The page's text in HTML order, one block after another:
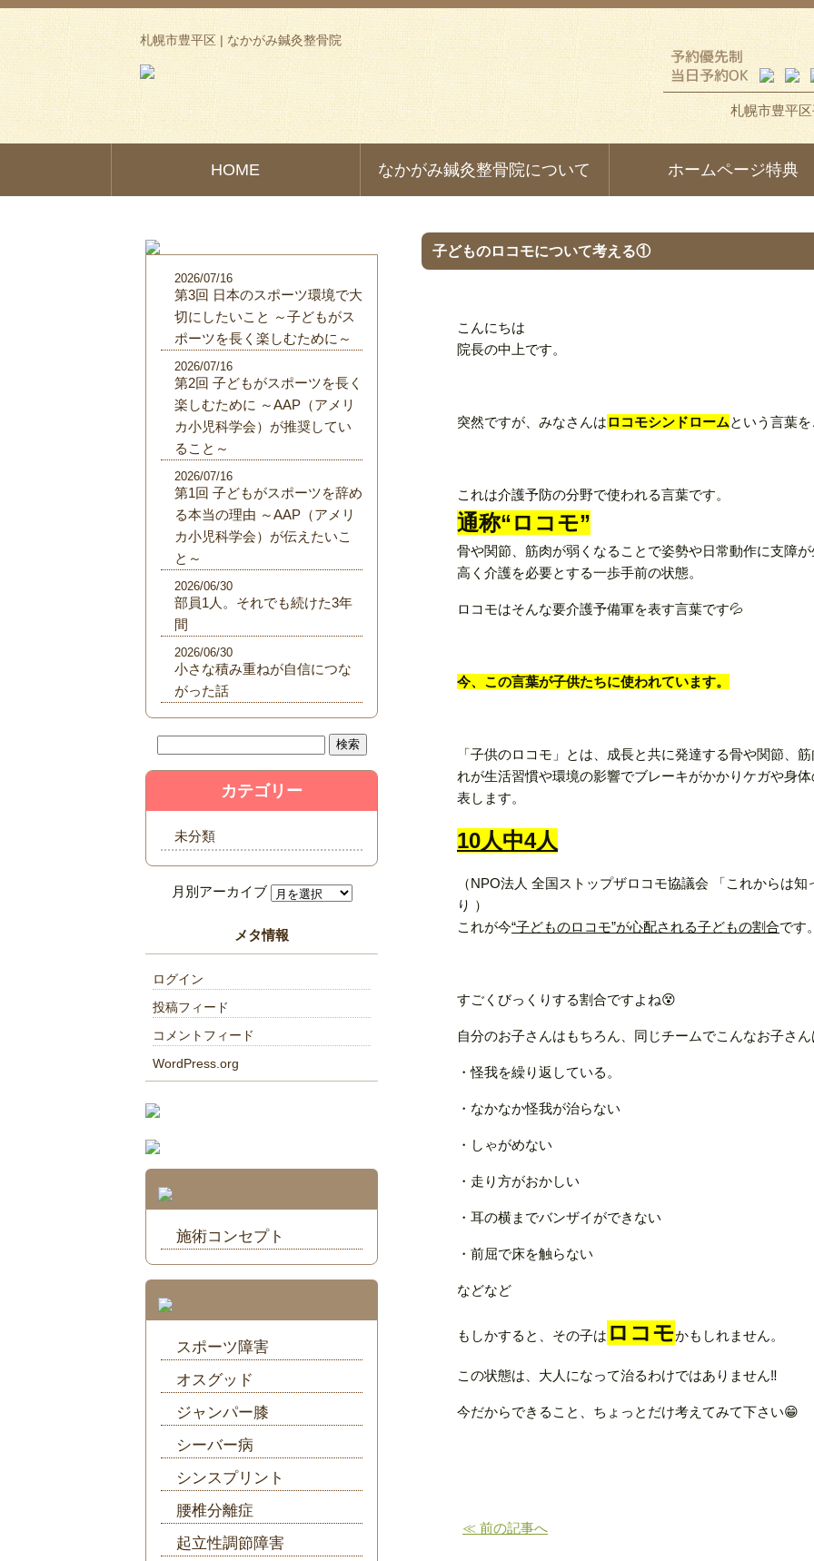
札幌市豊平区 | なかがみ鍼灸整骨院
札幌市豊平
HOME なかがみ鍼灸整骨院について ホームページ特典
子どものロコモについて考える①
こんにちは
院長の中上です。
突然ですが、みなさんはロコモシンドロームという言葉
これは介護予防の分野で使われる言葉です。
通称“ロコモ”
骨や関節、筋肉が弱くなることで姿勢や日常動作に支障
高く介護を必要とする一歩手前の状態。
ロコモはそんな要介護予備軍を表す言葉です💦
今、この言葉が子供たちに使われています。
「子供のロコモ」とは、成長と共に発達する骨や関節、
れが生活習慣や環境の影響でブレーキがかかりケガや身
表します。
10人中4人
（NPO法人 全国ストップザロコモ協議会 「これからは
り ）
これが今“子どものロコモ”が心配される子どもの割合です。
すごくびっくりする割合ですよね😵
自分のお子さんはもちろん、同じチームでこんなお子さん
・怪我を繰り返している。
・なかなか怪我が治らない
・しゃがめない
・走り方がおかしい
・耳の横までバンザイができない
・前屈で床を触らない
などなど
もしかすると、その子は ロコモかもしれません。
この状態は、大人になって治るわけではありません‼️
今だからできること、ちょっとだけ考えてみて下さい😁
≪ 前の記事へ
第3回 日本のスポーツ環境で大
切にしたいこと ～子どもがス
ポーツを長く楽しむために～
2026/07/16
第2回 子どもがスポーツを長く
楽しむために ～AAP（アメリ
カ小児科学会）が推奨してい
ること～
2026/07/16
第1回 子どもがスポーツを辞め
る本当の理由 ～AAP（アメリ
カ小児科学会）が伝えたいこ
と～
2026/07/16
部員1人。それでも続けた3年
間
2026/06/30
小さな積み重ねが自信につな
がった話
2026/06/30
カテゴリー
未分類
メタ情報
ログイン
投稿フィード
コメントフィード
WordPress.org
施術コンセプト
スポーツ障害
オスグッド
ジャンパー膝
シーバー病
シンスプリント
腰椎分離症
起立性調節障害